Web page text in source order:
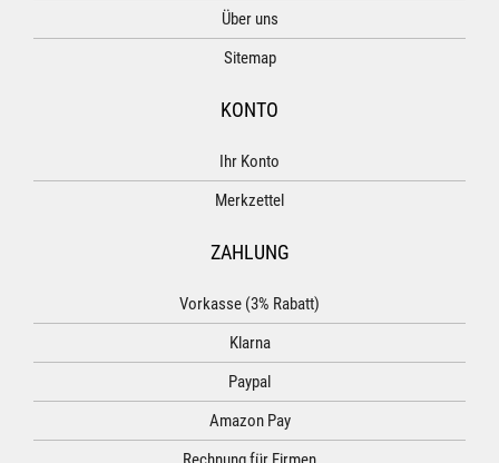
Über uns
Sitemap
KONTO
Ihr Konto
Merkzettel
ZAHLUNG
Vorkasse (3% Rabatt)
Klarna
Paypal
Amazon Pay